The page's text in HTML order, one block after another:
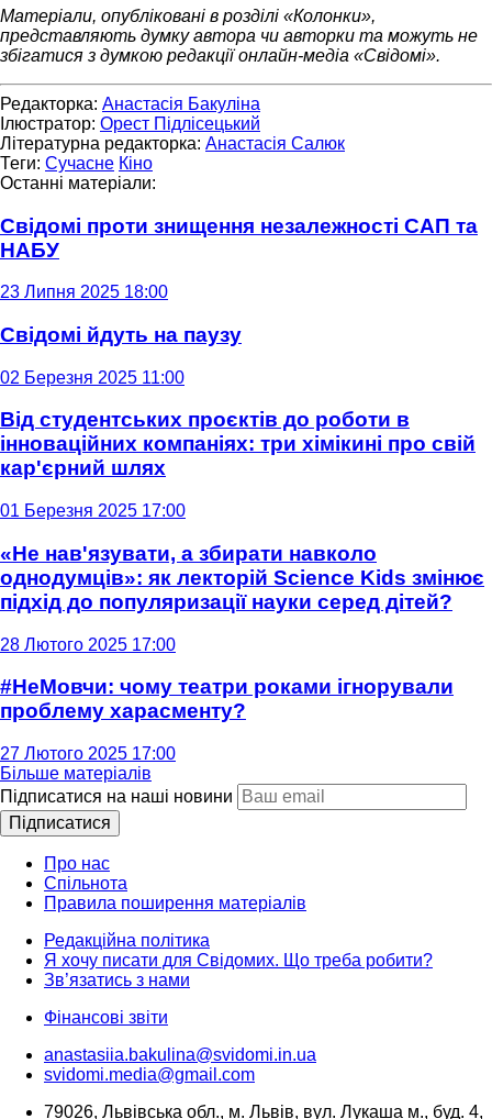
Матеріали, опубліковані в розділі «Колонки»,
представляють думку автора чи авторки та можуть не
збігатися з думкою редакції онлайн-медіа «Свідомі».
Редакторка: Анастасія Бакуліна
Ілюстратор: Орест Підлісецький
Літературна редакторка: Анастасія Салюк
Теги: Сучасне Кіно
Останні матеріали:
Свідомі проти знищення незалежності САП та
НАБУ
23 Липня 2025 18:00
Свідомі йдуть на паузу
02 Березня 2025 11:00
Від студентських проєктів до роботи в
інноваційних компаніях: три хімікині про свій
кар'єрний шлях
01 Березня 2025 17:00
«Не нав'язувати, а збирати навколо
однодумців»: як лекторій Science Kids змінює
підхід до популяризації науки серед дітей?
28 Лютого 2025 17:00
#НеМовчи: чому театри роками ігнорували
проблему харасменту?
27 Лютого 2025 17:00
Більше матеріалів
Підписатися на наші новини
Підписатися
Про нас
Спільнота
Правила поширення матеріалів
Редакційна політика
Я хочу писати для Свідомих. Що треба робити?
Зв’язатись з нами
Фінансові звіти
anastasiia.bakulina@svidomi.in.ua
svidomi.media@gmail.com
79026, Львівська обл., м. Львів, вул. Лукаша м., буд. 4,